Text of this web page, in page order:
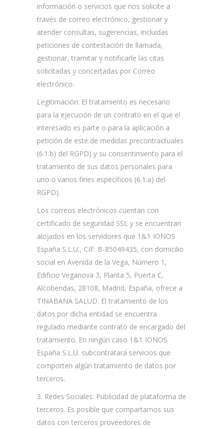
información o servicios que nos solicite a
través de correo electrónico, gestionar y
atender consultas, sugerencias, incluidas
peticiones de contestación de llamada,
gestionar, tramitar y notificarle las citas
solicitadas y concertadas por Correo
electrónico.
Legitimación: El tratamiento es necesario
para la ejecución de un contrato en el que el
interesado es parte o para la aplicación a
petición de este de medidas precontractuales
(6.1.b) del RGPD) y su consentimiento para el
tratamiento de sus datos personales para
uno o varios fines específicos (6.1.a) del
RGPD).
Los correos electrónicos cuentan con
certificado de seguridad SSL y se encuentran
alojados en los servidores que 1&1 IONOS
España S.L.U., CIF: B-85049435, con domicilio
social en Avenida de la Vega, Número 1,
Edificio Veganova 3, Planta 5, Puerta C,
Alcobendas, 28108, Madrid, España, ofrece a
TINABANA SALUD. El tratamiento de los
datos por dicha entidad se encuentra
regulado mediante contrato de encargado del
tratamiento. En ningún caso 1&1 IONOS
España S.L.U. subcontratará servicios que
comporten algún tratamiento de datos por
terceros.
3. Redes Sociales: Publicidad de plataforma de
terceros. Es posible que compartamos sus
datos con terceros proveedores de